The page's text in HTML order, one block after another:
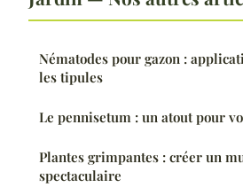
Nématodes pour gazon :
les tipules
Le pennisetum : un atout pour
Plantes grimpantes : créer un
spectaculaire